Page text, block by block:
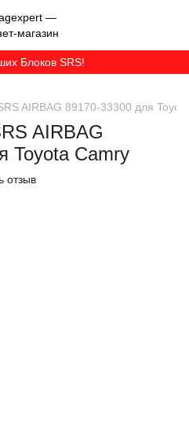
Блоков SRS!
AIRBAG 89170-33300 для
AIRBAG
Toyota Camry
отзыв